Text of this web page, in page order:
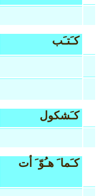
كـَتـَب
كـَشكول
كـَما َ هـُوّ َ أت